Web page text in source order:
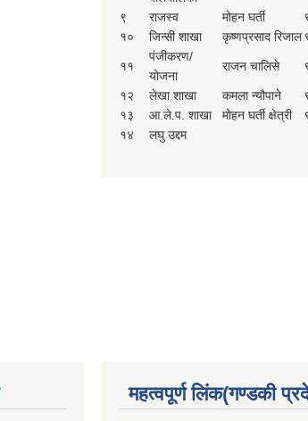
९ राजस्व मोहन घर्ती
१०
जिन्सी शाखा कृष्णप्रसाद रिजाल
११
पंजीकरण/
योजना
राजन चालिसे
१२ लेखा शाखा कमला न्यौपाने
१३
आ.ले.प. शाखा मोहन घर्ती क्षेत्री
१४
लघु उद्दम
महत्वपूर्ण लिंक(गण्डकी